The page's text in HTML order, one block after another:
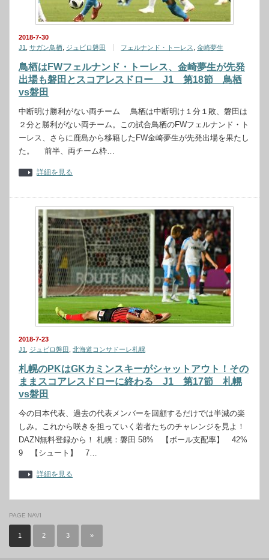
2018-7-30
J1
サガン鳥栖 ジュビロ磐田 フェルナンド・トーレス 金崎夢生
鳥栖はFWフェルナンド・トーレス、金崎夢生が先発
出場も磐田とスコアレスドロー J1 第18節 鳥栖
vs磐田
中断明け勝利がない両チーム 鳥栖は中断明け１分１敗、磐田は
２分と勝利がない両チーム。この試合鳥栖のFWフェルナンド・ト
ーレス、さらに鹿島から移籍したFW金崎夢生が先発出場を果たし
た。 前半、両チーム枠…
詳細を見る
2018-7-23
J1
ジュビロ磐田 北海道コンサドーレ札幌
札幌のPKはGKカミンスキーがシャットアウト！その
ままスコアレスドローに終わる J1 第17節 札幌
vs磐田
今の日本代表、過去の代表メンバーを回顧するだけでは半減の楽
しみ。これから咲きを担っていく若者たちのチャレンジを見よ！
DAZN無料登録から！ 札幌：磐田 58% 【ボール支配率】 42%
9 【シュート】 7…
詳細を見る
PAGE NAVI
1 2 3 »